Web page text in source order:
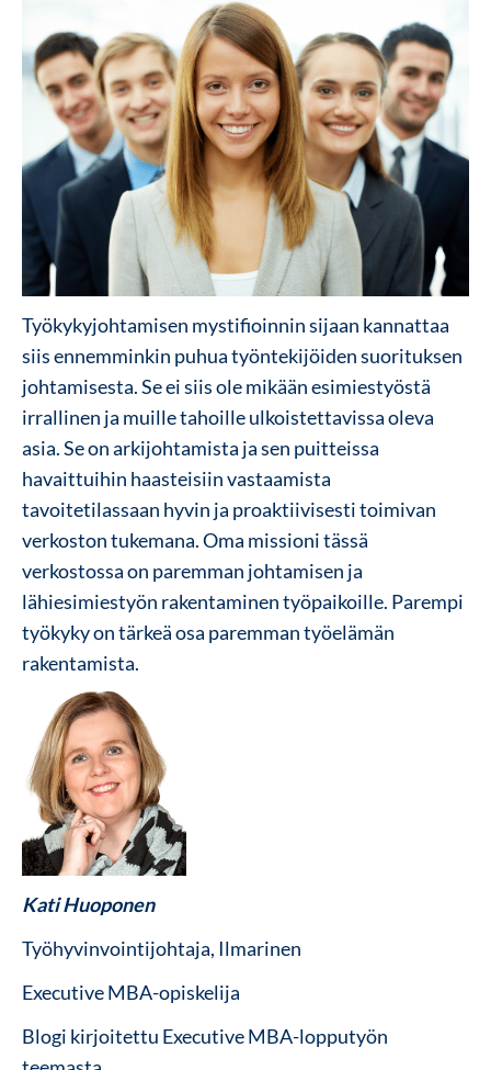
Työkykyjohtamisen mystifioinnin sijaan kannattaa
siis ennemminkin puhua työntekijöiden suorituksen
johtamisesta. Se ei siis ole mikään esimiestyöstä
irrallinen ja muille tahoille ulkoistettavissa oleva
asia. Se on arkijohtamista ja sen puitteissa
havaittuihin haasteisiin vastaamista
tavoitetilassaan hyvin ja proaktiivisesti toimivan
verkoston tukemana. Oma missioni tässä
verkostossa on paremman johtamisen ja
lähiesimiestyön rakentaminen työpaikoille. Parempi
työkyky on tärkeä osa paremman työelämän
rakentamista.
Kati Huoponen
Työhyvinvointijohtaja, Ilmarinen
Executive MBA-opiskelija
Blogi kirjoitettu Executive MBA-lopputyön